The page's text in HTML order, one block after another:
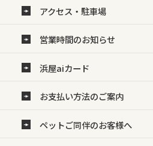
アクセス・駐車場
営業時間のお知らせ
浜屋aiカード
お支払い方法のご案内
ペットご同伴のお客様へ